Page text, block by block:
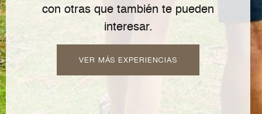
con otras que también te pueden
interesar.
VER MÁS EXPERIENCIAS